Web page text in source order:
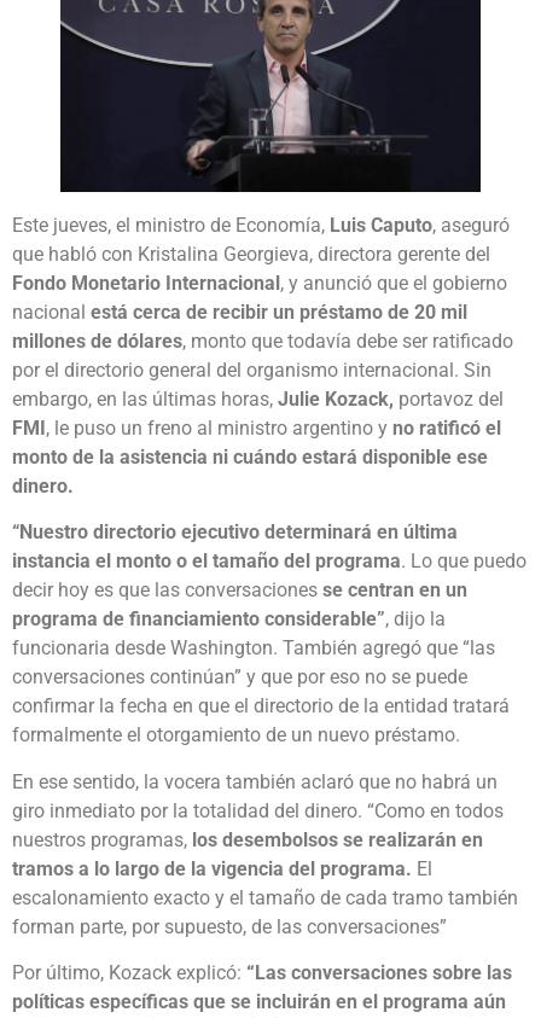
Este jueves, el ministro de Economía, Luis Caputo, aseguró
que habló con Kristalina Georgieva, directora gerente del
Fondo Monetario Internacional, y anunció que el gobierno
nacional está cerca de recibir un préstamo de 20 mil
millones de dólares, monto que todavía debe ser ratificado
por el directorio general del organismo internacional. Sin
embargo, en las últimas horas, Julie Kozack, portavoz del
FMI, le puso un freno al ministro argentino y no ratificó el
monto de la asistencia ni cuándo estará disponible ese
dinero.
“Nuestro directorio ejecutivo determinará en última
instancia el monto o el tamaño del programa. Lo que puedo
decir hoy es que las conversaciones se centran en un
programa de financiamiento considerable”, dijo la
funcionaria desde Washington. También agregó que “las
conversaciones continúan” y que por eso no se puede
confirmar la fecha en que el directorio de la entidad tratará
formalmente el otorgamiento de un nuevo préstamo.
En ese sentido, la vocera también aclaró que no habrá un
giro inmediato por la totalidad del dinero. “Como en todos
nuestros programas, los desembolsos se realizarán en
tramos a lo largo de la vigencia del programa. El
escalonamiento exacto y el tamaño de cada tramo también
forman parte, por supuesto, de las conversaciones”
Por último, Kozack explicó: “ Las conversaciones sobre las
políticas específicas que se incluirán en el programa aún